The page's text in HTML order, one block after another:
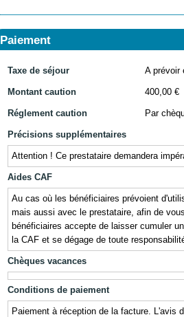
Paiement
Taxe de séjour A prévoir
Montant caution 400,00 €
Réglement caution Par
Précisions supplémentaires
Attention ! Ce prestataire demandera
Aides CAF
Au cas où les bénéficiaires prévoient
mais aussi avec le prestataire, afin de
bénéficiaires accepte de laisser cumuler
la CAF et se dégage de toute
Chèques vacances
Conditions de paiement
Paiement à réception de la facture. L'avis